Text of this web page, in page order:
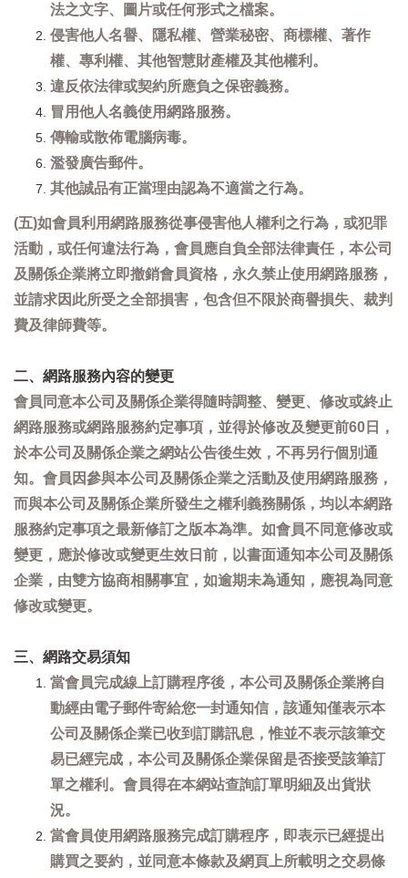
法之文字、圖片或任何形式之檔案。
侵害他人名譽、隱私權、營業秘密、商標權、著作
權、專利權、其他智慧財產權及其他權利。
違反依法律或契約所應負之保密義務。
冒用他人名義使用網路服務。
傳輸或散佈電腦病毒。
濫發廣告郵件。
其他誠品有正當理由認為不適當之行為。
(五)如會員利用網路服務從事侵害他人權利之行為，或犯罪
活動，或任何違法行為，會員應自負全部法律責任，本公司
及關係企業將立即撤銷會員資格，永久禁止使用網路服務，
並請求因此所受之全部損害，包含但不限於商譽損失、裁判
費及律師費等。
二、網路服務內容的變更
會員同意本公司及關係企業得隨時調整、變更、修改或終止
網路服務或網路服務約定事項，並得於修改及變更前60日，
於本公司及關係企業之網站公告後生效，不再另行個別通
知。會員因參與本公司及關係企業之活動及使用網路服務，
而與本公司及關係企業所發生之權利義務關係，均以本網路
服務約定事項之最新修訂之版本為準。如會員不同意修改或
變更，應於修改或變更生效日前，以書面通知本公司及關係
企業，由雙方協商相關事宜，如逾期未為通知，應視為同意
修改或變更。
三、網路交易須知
當會員完成線上訂購程序後，本公司及關係企業將自
動經由電子郵件寄給您一封通知信，該通知僅表示本
公司及關係企業已收到訂購訊息，惟並不表示該筆交
易已經完成，本公司及關係企業保留是否接受該筆訂
單之權利。會員得在本網站查詢訂單明細及出貨狀
況。
當會員使用網路服務完成訂購程序，即表示已經提出
購買之要約，並同意本條款及網頁上所載明之交易條